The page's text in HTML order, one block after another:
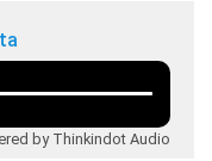
by Thinkindot Audio